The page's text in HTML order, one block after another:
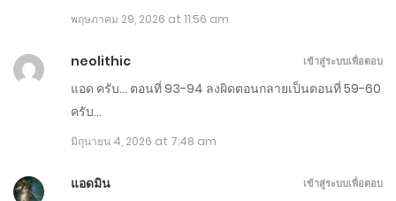
กรกฎาคม 14, 2026
ตอนที่ 161-170
กรกฎาคม 9, 2026
ตอนที่ 151-160
พฤษภาคม 29, 2026 at 11:56 am
neolithic
แอด ครับ… ตอนที่ 93-94 ลงผิดตอนกลายเป็นตอนที่ 59-60
ครับ…
มิถุนายน 4, 2026 at 7:48 am
เข้าสู่ระบบเพื่อตอบ
แอดมิน
เข้าสู่ระบบเพื่อตอบ